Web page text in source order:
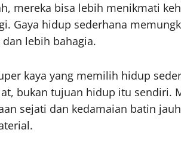
mereka bisa lebih menikmati
Gaya hidup sederhana
lebih bahagia.
kaya yang memilih hidup
bukan tujuan hidup itu sendiri.
sejati dan kedamaian batin